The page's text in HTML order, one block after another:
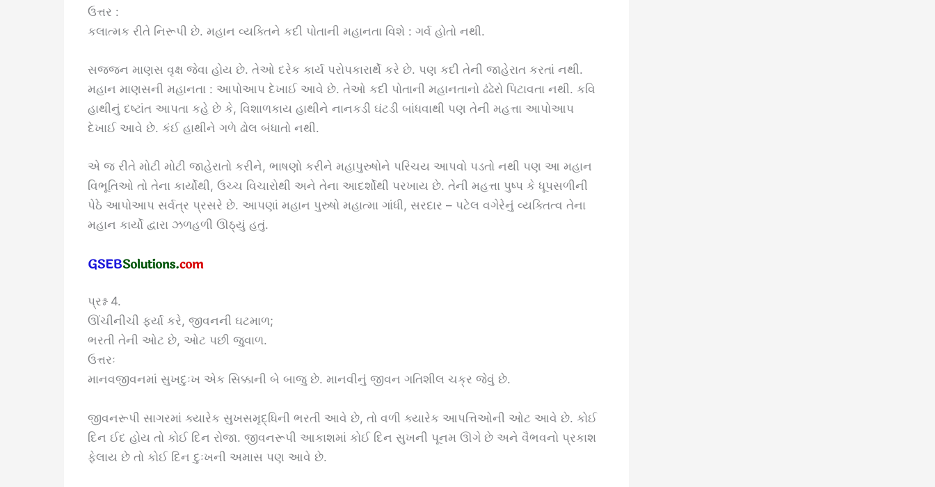
ઉત્તર :
કલાત્મક રીતે નિરૂપી છે. મહાન વ્યક્તિને કદી પોતાની મહાનતા વિશે : ગર્વ હોતો નથી.
સજ્જન માણસ વૃક્ષ જેવા હોય છે. તેઓ દરેક કાર્ય પરોપકારાર્થે કરે છે. પણ કદી તેની જાહેરાત કરતાં નથી.
મહાન માણસની મહાનતા : આપોઆપ દેખાઈ આવે છે. તેઓ કદી પોતાની મહાનતાનો ઢંઢેરો પિટાવતા નથી. કવિ
હાથીનું દષ્ટાંત આપતા કહે છે કે, વિશાળકાય હાથીને નાનકડી ઘંટડી બાંધવાથી પણ તેની મહત્તા આપોઆપ
દેખાઈ આવે છે. કંઈ હાથીને ગળે ઢોલ બંધાતો નથી.
એ જ રીતે મોટી મોટી જાહેરાતો કરીને, ભાષણો કરીને મહાપુરુષોને પરિચય આપવો પડતો નથી પણ આ મહાન
વિભૂતિઓ તો તેના કાર્યોથી, ઉચ્ચ વિચારોથી અને તેના આદર્શોથી પરખાય છે. તેની મહત્તા પુષ્પ કે ધૂપસળીની
પેઠે આપોઆપ સર્વત્ર પ્રસરે છે. આપણાં મહાન પુરુષો મહાત્મા ગાંધી, સરદાર – પટેલ વગેરેનું વ્યક્તિત્વ તેના
મહાન કાર્યો દ્વારા ઝળહળી ઊઠ્યું હતું.
પ્રશ્ન 4.
ઊંચીનીચી ફર્યા કરે, જીવનની ઘટમાળ;
ભરતી તેની ઓટ છે, ઓટ પછી જુવાળ.
ઉત્તરઃ
માનવજીવનમાં સુખદુઃખ એક સિક્કાની બે બાજુ છે. માનવીનું જીવન ગતિશીલ ચક્ર જેવું છે.
જીવનરૂપી સાગરમાં ક્યારેક સુખસમૃદ્ધિની ભરતી આવે છે, તો વળી ક્યારેક આપત્તિઓની ઓટ આવે છે. કોઈ
દિન ઈદ હોય તો કોઈ દિન રોજા. જીવનરૂપી આકાશમાં કોઈ દિન સુખની પૂનમ ઊગે છે અને વૈભવનો પ્રકાશ
ફેલાય છે તો કોઈ દિન દુઃખની અમાસ પણ આવે છે.